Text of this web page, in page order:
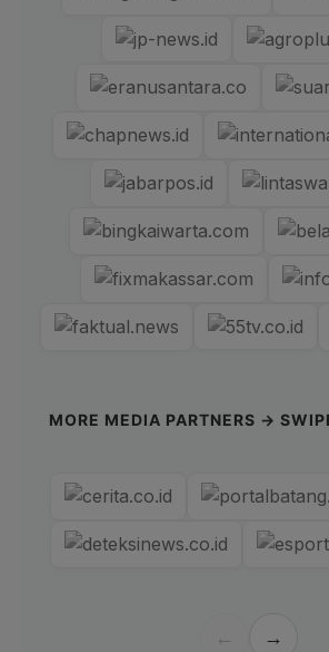
MORE MEDIA PARTNERS →
← →